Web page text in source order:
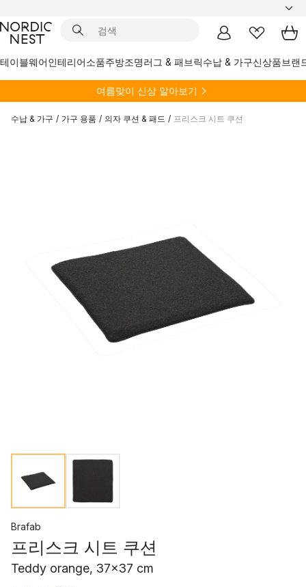
테이블웨어인테리어소품주방조명러그 & 패브릭수납 & 가구신상품브랜
여름맞이 신상 알아보기
수납 & 가구 / 가구 용품 / 의자 쿠션 & 패드 / 프리스크 시트 쿠션
Brafab
프리스크 시트 쿠션
Teddy orange, 37x37 cm